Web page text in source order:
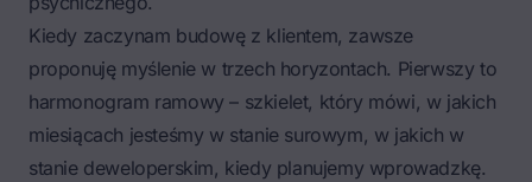
Kiedy zaczynam budowę z klientem, zawsze
proponuję myślenie w trzech horyzontach. Pierwszy to
harmonogram ramowy – szkielet, który mówi, w jakich
miesiącach jesteśmy w stanie surowym, w jakich w
stanie deweloperskim, kiedy planujemy wprowadzkę.